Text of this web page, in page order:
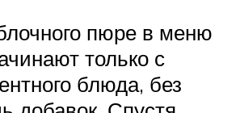
пюре в меню
только с
блюда, без